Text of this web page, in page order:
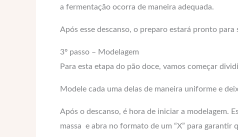
a fermentação ocorra de maneira adequada.
Após esse descanso, o preparo estará pronto
3º passo – Modelagem
Para esta etapa do pão doce, vamos começar
Modele cada uma delas de maneira uniforme e
Após o descanso, é hora de iniciar a modelagem.
massa e abra no formato de um “X” para